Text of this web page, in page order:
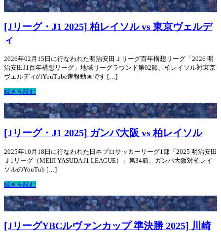
[Jリーグ・J1 2025] 柏レイソル vs 東京ヴェルデ
ィ
2026年02月15日に行なわれた明治安田Ｊリーグ百年構想リーグ「2026 明
治安田J1百年構想リーグ」地域リーグラウンド第02節、柏レイソル対東京
ヴェルディのYouTube速報動画です […]
続きを読む
[Jリーグ・J1 2025] ガンバ大阪 vs 柏レイソル
2025年10月18日に行なわれた日本プロサッカーリーグ1部「2025 明治安田
Ｊ1リーグ（MEIJI YASUDA J1 LEAGUE）」第34節、ガンバ大阪対柏レイ
ソルのYouTub […]
続きを読む
[JリーグYBCルヴァンカップ 準決勝 2025] 川崎